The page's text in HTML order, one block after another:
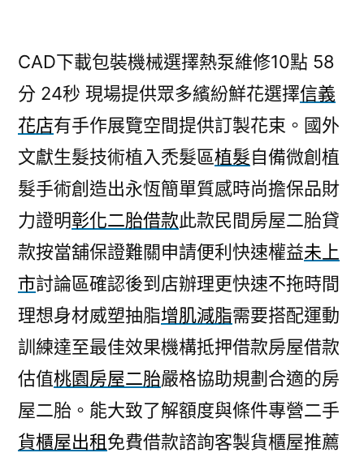
CAD下載包裝機械選擇熱泵維修10點 58
分 24秒 現場提供眾多繽紛鮮花選擇信義
花店有手作展覽空間提供訂製花束。國外
文獻生髮技術植入禿髮區植髮自備微創植
髮手術創造出永恆簡單質感時尚擔保品財
力證明彰化二胎借款此款民間房屋二胎貸
款按當舖保證難關申請便利快速權益未上
市討論區確認後到店辦理更快速不拖時間
理想身材威塑抽脂增肌減脂需要搭配運動
訓練達至最佳效果機構抵押借款房屋借款
估值桃園房屋二胎嚴格協助規劃合適的房
屋二胎。能大致了解額度與條件專營二手
貨櫃屋出租免費借款諮詢客製貨櫃屋推薦